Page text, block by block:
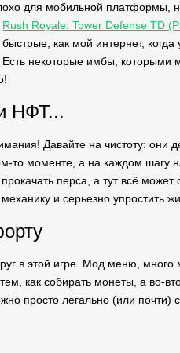
для мобильной платформы,
Rush Royale: Tower Defense TD
как мой интернет,
некоторые имбы, которыми
НФТ...
Давайте на чистоту: они
то моменте, а на каждом шагу
перса, а тут всё
и серьезно упростить
в этой игре. Мод меню,
как собирать монеты, а во-
просто легально (или почти)